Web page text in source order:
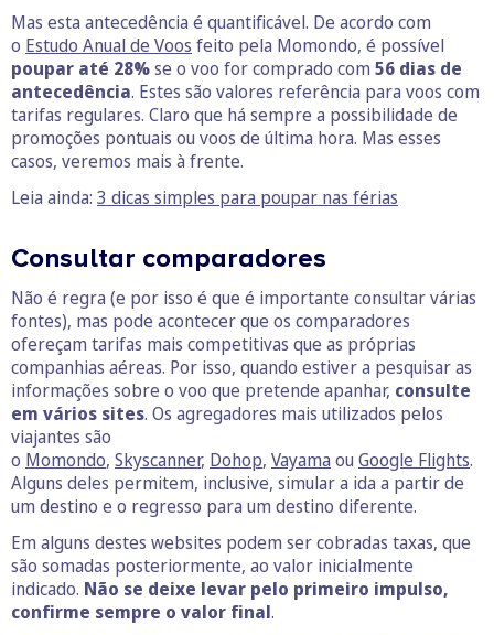
Mas esta antecedência é quantificável. De acordo com
o Estudo Anual de Voos feito pela Momondo, é possível
poupar até 28%se o voo for comprado com 56 dias de
antecedência. Estes são valores referência para voos com
tarifas regulares. Claro que há sempre a possibilidade de
promoções pontuais ou voos de última hora. Mas esses
casos, veremos mais à frente.
Leia ainda: 3 dicas simples para poupar nas férias
Consultar comparadores
Não é regra (e por isso é que é importante consultar várias
fontes), mas pode acontecer que os comparadores
ofereçam tarifas mais competitivas que as próprias
companhias aéreas. Por isso, quando estiver a pesquisar as
informações sobre o voo que pretende apanhar, consulte
em vários sites. Os agregadores mais utilizados pelos
viajantes são
o Momondo, Skyscanner, Dohop, Vayama ou Google Flights.
Alguns deles permitem, inclusive, simular a ida a partir de
um destino e o regresso para um destino diferente.
Em alguns destes websites podem ser cobradas taxas, que
são somadas posteriormente, ao valor inicialmente
indicado. Não se deixe levar pelo primeiro impulso,
confirme sempre o valor final.